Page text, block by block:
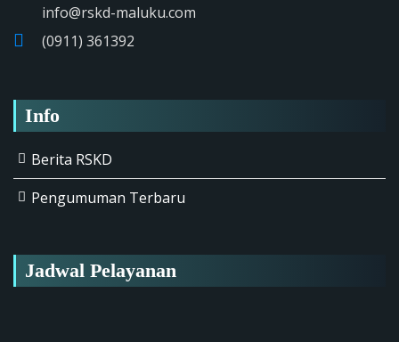
info@rskd-maluku.com
(0911) 361392
Info
Berita RSKD
Pengumuman Terbaru
Jadwal Pelayanan